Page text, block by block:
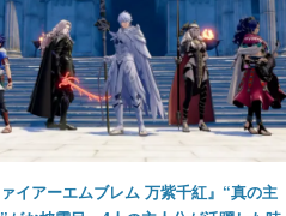
ァイアーエムブレム 万紫千紅』“真の主